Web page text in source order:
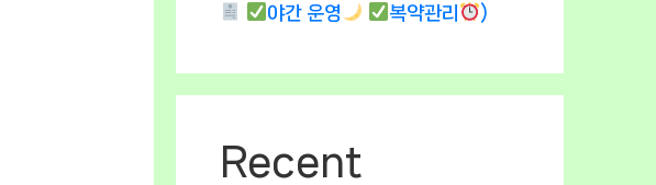
야간 운영
복약관리 )
Recent